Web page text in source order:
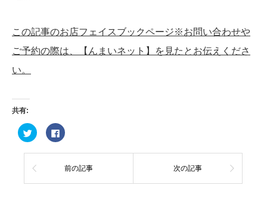
この記事のお店フェイスブックページ※お問い合わせや
ご予約の際は、【んまいネット】を見たとお伝えくださ
い。
共有:
ク
リ
ク
て
Twitter
Facebook
で
有
る
に
前の記事 次の記事